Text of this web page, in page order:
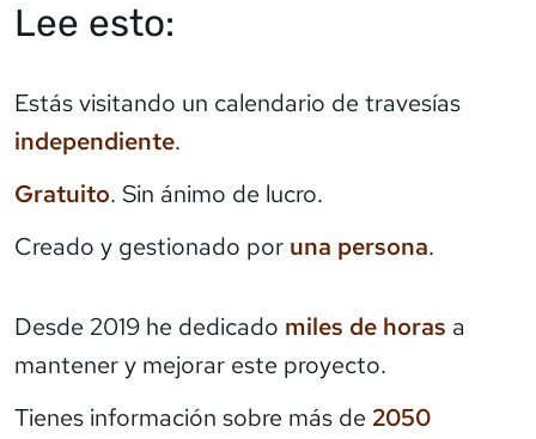
Lee esto:
Estás visitando un calendario de travesías
independiente.
Gratuito. Sin ánimo de lucro.
Creado y gestionado por una persona.
Desde 2019 he dedicado miles de horas a
mantener y mejorar este proyecto.
Tienes información sobre más de 2050